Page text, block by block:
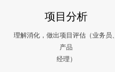
项目分析
理解消化，做出项目评估（业务员、
产品
经理）